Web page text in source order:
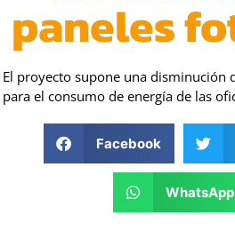
paneles
El proyecto supone una disminución
para el consumo de energía de las
Facebook
WhatsApp